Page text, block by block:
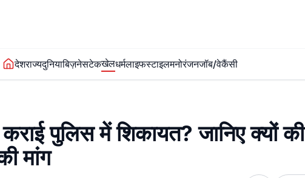
देशराज्यदुनियाबिज़नेसटेकखेलधर्मलाइफस्टाइलमनोरंजनजॉब/वेकैंसी
पुलिस में शिकायत? जानिए क्यों की
मांग